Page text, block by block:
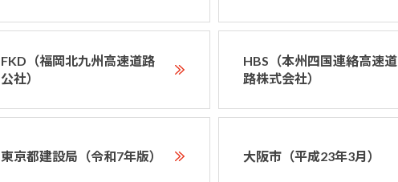
FKD（福岡北九州高速道路
公社）
HBS（本州四国連絡高速道
路株式会社）
東京都建設局（令和7年版） 大阪市（平成23年3月）